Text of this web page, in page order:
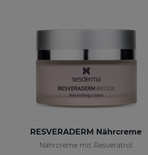
RESVERADERM Nährcreme
Nährcreme mit Resveratrol